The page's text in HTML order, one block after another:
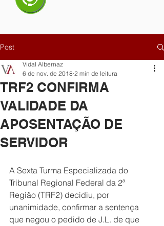
Post
TRF2 CONFIRMA
VALIDADE DA
APOSENTAÇÃO DE
SERVIDOR
Vidal Albernaz
6 de nov. de 2018 2 min de leitura
A Sexta Turma Especializada do
Tribunal Regional Federal da 2ª
Região (TRF2) decidiu, por
unanimidade, confirmar a sentença
que negou o pedido de J.L. de que